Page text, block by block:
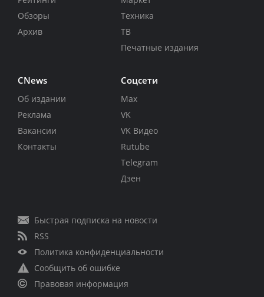
Обзоры
Архив
Техника
ТВ
Печатные издания
CNews
Об издании
Реклама
Вакансии
Контакты
Соцсети
Max
VK
VK Видео
Rutube
Telegram
Дзен
Быстрая подписка на новости
RSS
Политика конфиденциальности
Сообщить об ошибке
Правовая информация